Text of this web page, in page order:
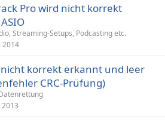
Pro wird nicht korrekt
Streaming-Setups, Podcasting etc.
2014
korrekt erkannt und leer
CRC-Prüfung)
2013